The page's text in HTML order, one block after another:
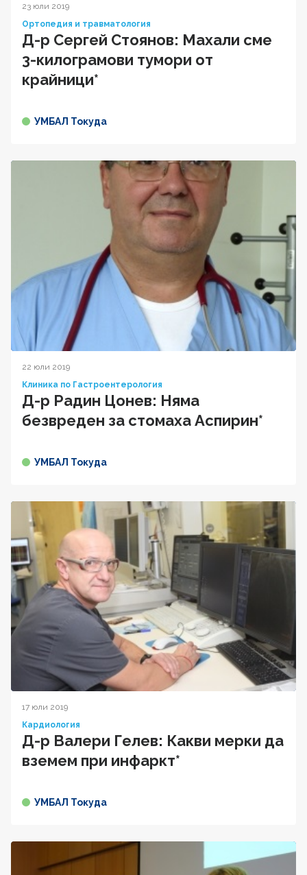
23 юли 2019
Ортопедия и травматология
Д-р Сергей Стоянов: Махали сме
3-килограмови тумори от
крайници*
УМБАЛ Токуда
22 юли 2019
Клиника по Гастроентерология
Д-р Радин Цонев: Няма
безвреден за стомаха Аспирин*
УМБАЛ Токуда
17 юли 2019
Кардиология
Д-р Валери Гелев: Какви мерки да
вземем при инфаркт*
УМБАЛ Токуда